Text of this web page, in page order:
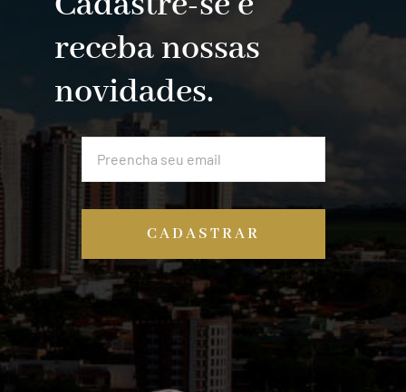
receba nossas
novidades.
CADASTRAR